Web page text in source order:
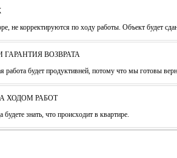
не корректируются по ходу работы. Объект будет
ВОЗВРАТА
будет продуктивней, потому что мы готовы
ХОДОМ РАБОТ
знать, что происходит в квартире.